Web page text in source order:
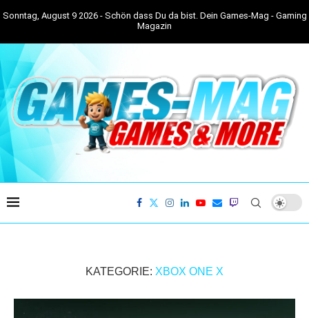
Sonntag, August 9 2026 - Schön dass Du da bist. Dein Games-Mag - Gaming
Magazin
KATEGORIE: XBOX ONE X